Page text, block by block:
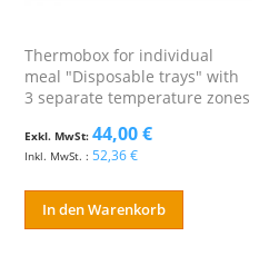
Thermobox for individual
meal "Disposable trays" with
3 separate temperature zones
52,36 €
44,00 €
In den Warenkorb